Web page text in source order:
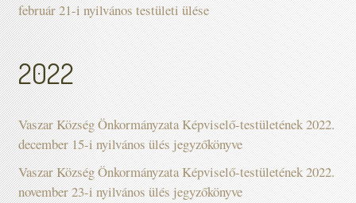
február 21-i nyilvános testületi ülése
2022
Vaszar Község Önkormányzata Képviselő-testületének 2022.
december 15-i nyilvános ülés jegyzőkönyve
Vaszar Község Önkormányzata Képviselő-testületének 2022.
november 23-i nyilvános ülés jegyzőkönyve